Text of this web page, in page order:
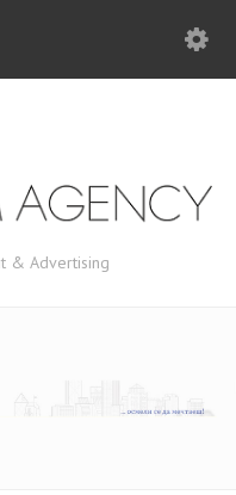
& Advertising